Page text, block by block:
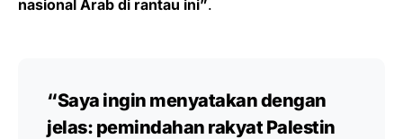
nasional Arab di rantau ini”.
“Saya ingin menyatakan dengan
jelas: pemindahan rakyat Palestin